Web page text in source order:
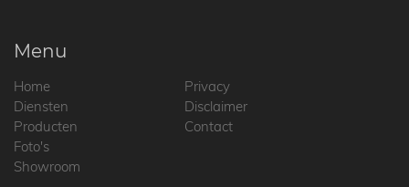
Menu
Home
Diensten
Producten
Foto's
Showroom
Privacy
Disclaimer
Contact